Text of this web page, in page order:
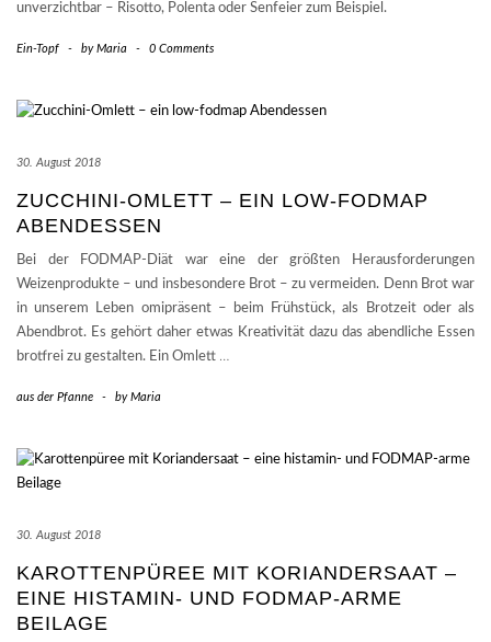
unverzichtbar – Risotto, Polenta oder Senfeier zum Beispiel.
Ein-Topf - byMaria - 0 Comments
30. August 2018
ZUCCHINI-OMLETT – EIN LOW-FODMAP
ABENDESSEN
Bei der FODMAP-Diät war eine der größten Herausforderungen
Weizenprodukte – und insbesondere Brot – zu vermeiden. Denn Brot war
in unserem Leben omipräsent – beim Frühstück, als Brotzeit oder als
Abendbrot. Es gehört daher etwas Kreativität dazu das abendliche Essen
brotfrei zu gestalten. Ein Omlett …
aus der Pfanne - byMaria
30. August 2018
KAROTTENPÜREE MIT KORIANDERSAAT –
EINE HISTAMIN- UND FODMAP-ARME
BEILAGE